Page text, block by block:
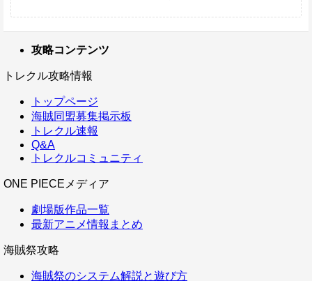
攻略コンテンツ
トレクル攻略情報
トップページ
海賊同盟募集掲示板
トレクル速報
Q&A
トレクルコミュニティ
ONE PIECEメディア
劇場版作品一覧
最新アニメ情報まとめ
海賊祭攻略
海賊祭のシステム解説と遊び方